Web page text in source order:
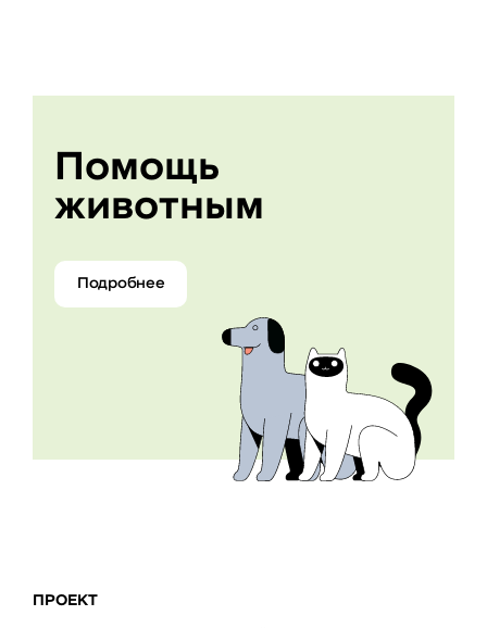
Помощь
животным
Подробнее
ПРОЕКТ